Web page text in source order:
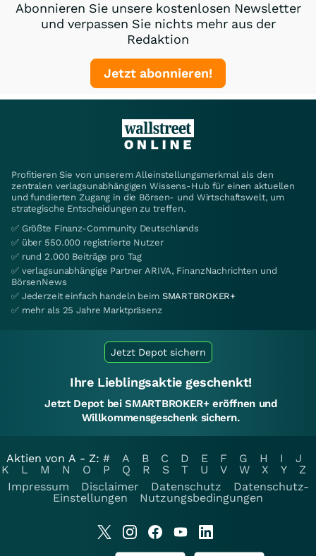
Abonnieren Sie unsere kostenlosen Newsletter
und verpassen Sie nichts mehr aus der
Redaktion
Jetzt abonnieren!
Profitieren Sie von unserem Alleinstellungsmerkmal als den
zentralen verlagsunabhängigen Wissens-Hub für einen aktuellen
und fundierten Zugang in die Börsen- und Wirtschaftswelt, um
strategische Entscheidungen zu treffen.
✅ Größte Finanz-Community Deutschlands
✅ über 550.000 registrierte Nutzer
✅ rund 2.000 Beiträge pro Tag
✅ verlagsunabhängige Partner ARIVA, FinanzNachrichten und
BörsenNews
✅ Jederzeit einfach handeln beim SMARTBROKER+
✅ mehr als 25 Jahre Marktpräsenz
Jetzt Depot sichern
Ihre Lieblingsaktie geschenkt!
Jetzt Depot bei SMARTBROKER+ eröffnen und
Willkommensgeschenk sichern.
Aktien von A - Z: # A B C D E F G H I
J
K
L M N O P Q R S T U V W X Y
Z
Impressum
Disclaimer Datenschutz
Datenschutz-
Einstellungen
Nutzungsbedingungen